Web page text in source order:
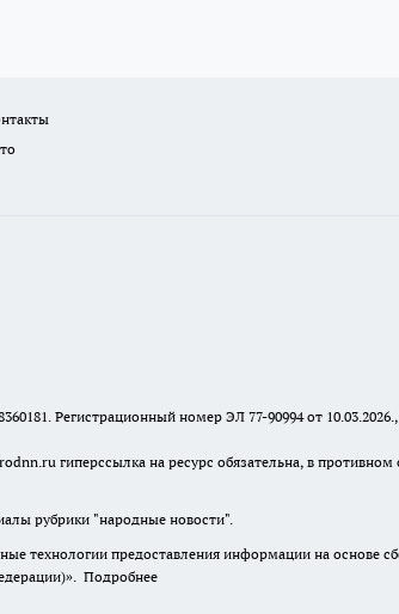
Регистрационный номер ЭЛ 77-90994 от
гиперссылка на ресурс обязательна, в противном
рубрики "народные новости".
предоставления информации на основе
Подробнее